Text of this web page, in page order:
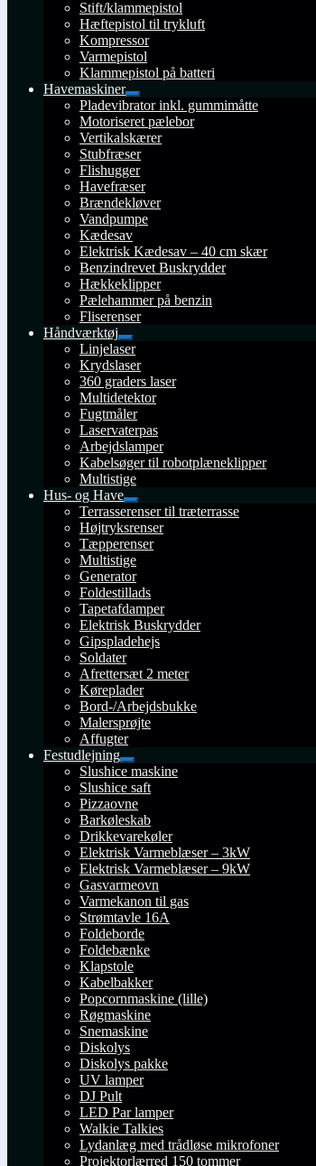
Stift/klammepistol
Hæftepistol til trykluft
Kompressor
Varmepistol
Klammepistol på batteri
Havemaskiner
Udfold
undermenu
Pladevibrator inkl. gummimåtte
Motoriseret pælebor
Vertikalskærer
Stubfræser
Flishugger
Havefræser
Brændekløver
Vandpumpe
Kædesav
Elektrisk Kædesav – 40 cm skær
Benzindrevet Buskrydder
Hækkeklipper
Pælehammer på benzin
Fliserenser
Håndværktøj
Udfold
undermenu
Linjelaser
Krydslaser
360 graders laser
Multidetektor
Fugtmåler
Laservaterpas
Arbejdslamper
Kabelsøger til robotplæneklipper
Multistige
Hus- og Have
Udfold
undermenu
Terrasserenser til træterrasse
Højtryksrenser
Tæpperenser
Multistige
Generator
Foldestillads
Tapetafdamper
Elektrisk Buskrydder
Gipspladehejs
Soldater
Afrettersæt 2 meter
Køreplader
Bord-/Arbejdsbukke
Malersprøjte
Affugter
Festudlejning
Udfold
undermenu
Slushice maskine
Slushice saft
Pizzaovne
Barkøleskab
Drikkevarekøler
Elektrisk Varmeblæser – 3kW
Elektrisk Varmeblæser – 9kW
Gasvarmeovn
Varmekanon til gas
Strømtavle 16A
Foldeborde
Foldebænke
Klapstole
Kabelbakker
Popcornmaskine (lille)
Røgmaskine
Snemaskine
Diskolys
Diskolys pakke
UV lamper
DJ Pult
LED Par lamper
Walkie Talkies
Lydanlæg med trådløse mikrofoner
Projektorlærred 150 tommer